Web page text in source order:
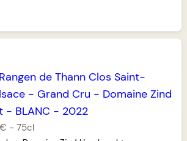
de Thann Clos Saint-
- Grand Cru - Domaine Zind
- BLANC - 2022
- 75cl